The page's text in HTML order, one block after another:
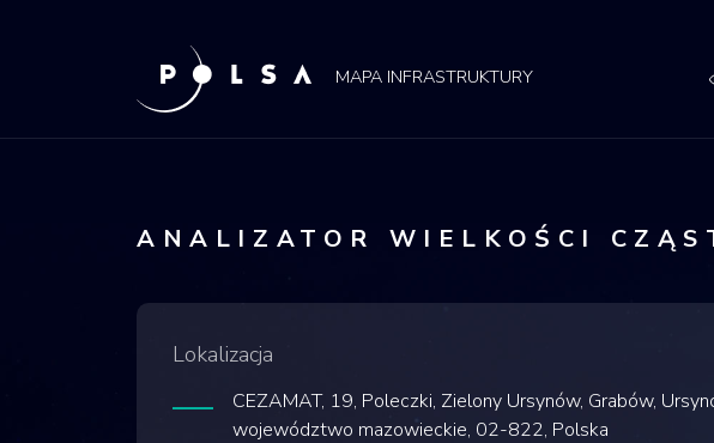
MAPA INFRASTRUKTURY
ANALIZATOR WIELKOŚCI
Lokalizacja
CEZAMAT, 19, Poleczki, Zielony Ursynów, Grabów,
województwo mazowieckie, 02-822, Polska